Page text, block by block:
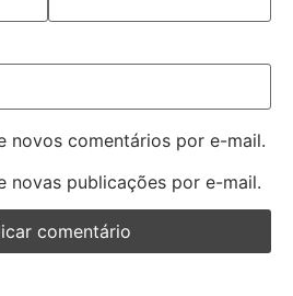
novos comentários por e-mail.
novas publicações por e-mail.